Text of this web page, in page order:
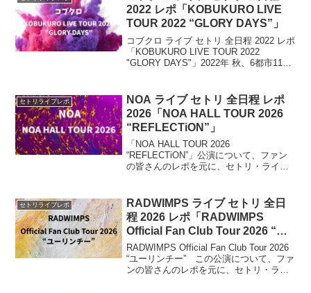
2022 レポ「KOBUKURO LIVE
TOUR 2022 “GLORY DAYS”」
コブクロ ライブ セトリ 全日程 2022 レポ
「KOBUKURO LIVE TOUR 2022
"GLORY DAYS"」2022年 秋、6都市11公
LIVE...
セトリライブレポ
NOA ライブ セトリ 全日程 レポ
2026「NOA HALL TOUR 2026
“REFLECTiON”」
「NOA HALL TOUR 2026
“REFLECTiON”」公演について、ファン
の皆さんのレポを元に、セトリ・ライブ
ー は、ホール規模の会場を回るツアーで
す。
セトリライブレポ
RADWIMPS ライブ セトリ 全日
程 2026 レポ「RADWIMPS
Official Fan Club Tour 2026 “ユ
ーリンチー”」
RADWIMPS Official Fan Club Tour 2026
“ユーリンチー” この公演について、ファ
ンの皆さんのレポを元に、セトリ・ライ